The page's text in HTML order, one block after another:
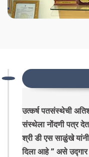
उत्कर्ष पतसंस्थेची
संस्थेला नोंदणी पत्र
श्री डी एस साळुंखे
दिला आहे ” असे